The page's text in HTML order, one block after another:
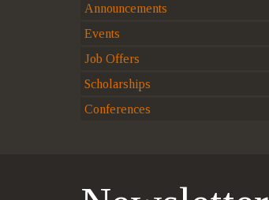
Announcements
Events
Job Offers
Scholarships
Conferences